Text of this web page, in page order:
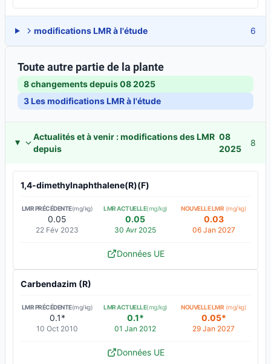
modifications LMR à l'étude 6
Toute autre partie de la plante
8 changements depuis08 2025
3Les modifications LMR à l'étude
Actualités et à venir : modifications des LMR
depuis
08
2025
8
1,4-dimethylnaphthalene(R)(F)
LMR PRÉCÉDENTE(mg/kg)
0.05
22 Fév 2023
LMR ACTUELLE(mg/kg)
0.05
30 Avr 2025
NOUVELLE LMR (mg/kg)
0.03
06 Jan 2027
Données UE
Carbendazim (R)
LMR PRÉCÉDENTE(mg/kg)
0.1*
10 Oct 2010
LMR ACTUELLE(mg/kg)
0.1*
01 Jan 2012
NOUVELLE LMR (mg/kg)
0.05*
29 Jan 2027
Données UE